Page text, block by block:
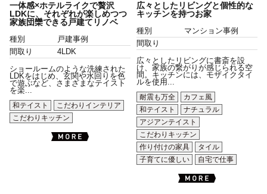
一体感×ホテルライクで贅沢
LDKに、それぞれが楽しめつつ
家族団欒できる戸建てリノベ
種別
戸建事例
間取り
4LDK
ショールームのような洗練された
LDKをはじめ、玄関や水回りを色
で遊ぶなど、さまざまなテイスト
を楽...
和テイスト
こだわりインテリア
こだわりキッチン
広々としたリビングと個性的な
キッチンを持つお家
種別
マンション事例
間取り
広々としたリビングに書斎を設
け、家族の繋がりが感じられる空
間。キッチンには、モザイクタイ
ルを使用...
耐震も万全
カフェ風
和テイスト
ナチュラル
アジアンテイスト
こだわりキッチン
作り付けの家具
タイル
子育てに優しい
自宅で仕事